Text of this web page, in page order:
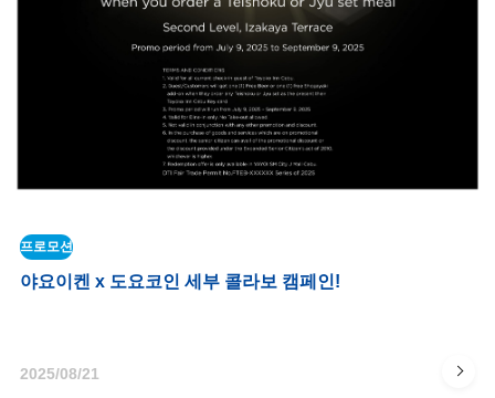
프로모션​
야요이켄 x 도요코인 세부 콜라보 캠페인!
2025/08/21